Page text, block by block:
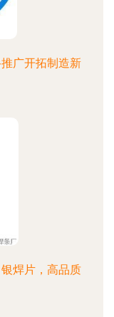
广开拓制造新
焊片，高品质